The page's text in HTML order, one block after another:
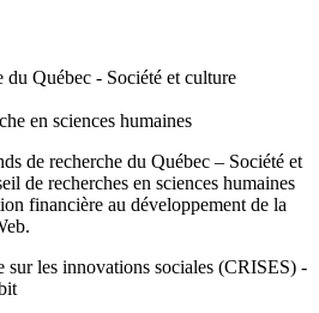
de recherche du Québec – Société et
de recherches en sciences humaines
financière au développement de la
sur les innovations sociales (CRISES) -